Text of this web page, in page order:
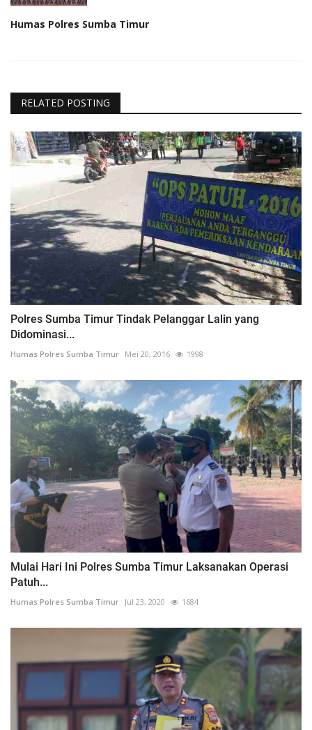
Humas Polres Sumba Timur
RELATED POSTING
Polres Sumba Timur Tindak Pelanggar Lalin yang
Didominasi...
Humas Polres Sumba Timur Mei 20, 2016 1998
Mulai Hari Ini Polres Sumba Timur Laksanakan Operasi
Patuh...
Humas Polres Sumba Timur Jul 23, 2020 1684